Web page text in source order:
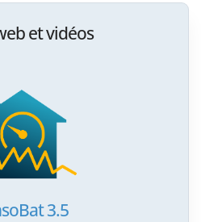
et vidéos
3.5